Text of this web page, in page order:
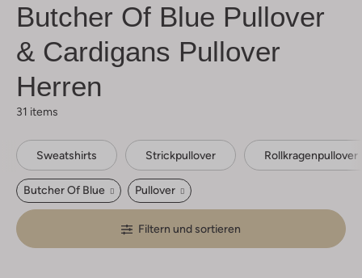
Butcher Of Blue Pullover
& Cardigans Pullover
Herren
31 items
Sweatshirts Strickpullover Rollkragenpullover
Butcher Of Blue Pullover
Filtern und sortieren